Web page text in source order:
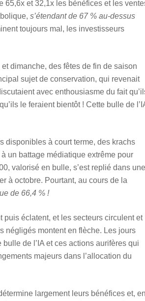
65,6x et 32,1x les bénéfices et les
s’étendant de 67 % au-dessus
toujours mal, les investisseurs
dimanche, des fêtes de fin de saison
sujet de conservation, qui revenait
avec enthousiasme du fait
le feraient bientôt ! Cette bulle de
disponibles à court terme, des krachs
un battage médiatique extrême pour
valorisé en bulle, s’est replié dans une
à octobre. Pourtant, au cours de la
de 66,4 % !
éclatent, et les secteurs circulent et
négligés montent en flèche. Les jours
de l’IA et ces actions aurifères qui
majeurs dans l’allocation du
largement leurs bénéfices et, en